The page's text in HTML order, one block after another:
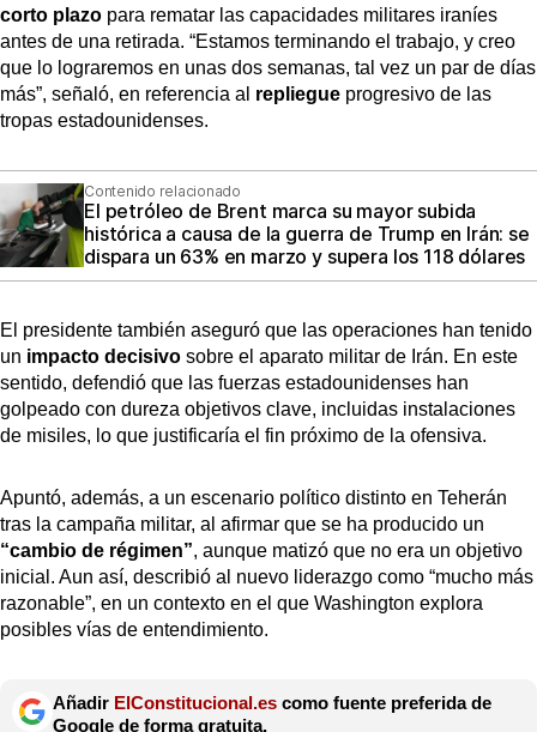
corto plazo para rematar las capacidades militares iraníes
antes de una retirada. “Estamos terminando el trabajo, y creo
que lo lograremos en unas dos semanas, tal vez un par de días
más”, señaló, en referencia al repliegue progresivo de las
tropas estadounidenses.
Contenido relacionado
El petróleo de Brent marca su mayor subida
histórica a causa de la guerra de Trump en Irán: se
dispara un 63% en marzo y supera los 118 dólares
El presidente también aseguró que las operaciones han tenido
un impacto decisivo sobre el aparato militar de Irán. En este
sentido, defendió que las fuerzas estadounidenses han
golpeado con dureza objetivos clave, incluidas instalaciones
de misiles, lo que justificaría el fin próximo de la ofensiva.
Apuntó, además, a un escenario político distinto en Teherán
tras la campaña militar, al afirmar que se ha producido un
“cambio de régimen”, aunque matizó que no era un objetivo
inicial. Aun así, describió al nuevo liderazgo como “mucho más
razonable”, en un contexto en el que Washington explora
posibles vías de entendimiento.
Añadir ElConstitucional.es como fuente preferida de
Google de forma gratuita.